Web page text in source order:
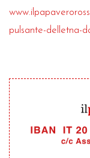
pulsante-delletna-